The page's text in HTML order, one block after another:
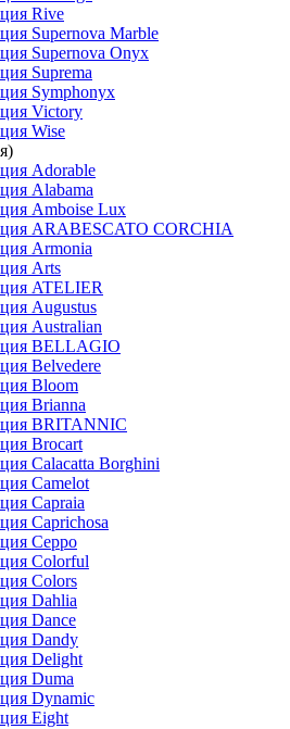
Rive
Supernova Marble
Supernova Onyx
Suprema
Symphonyx
Victory
Wise
Adorable
Alabama
Amboise Lux
ARABESCATO CORCHIA
Armonia
Arts
ATELIER
Augustus
Australian
BELLAGIO
Belvedere
Bloom
Brianna
BRITANNIC
Brocart
Calacatta Borghini
Camelot
Capraia
Caprichosa
Ceppo
Colorful
Colors
Dahlia
Dance
Dandy
Delight
Duma
Dynamic
Eight